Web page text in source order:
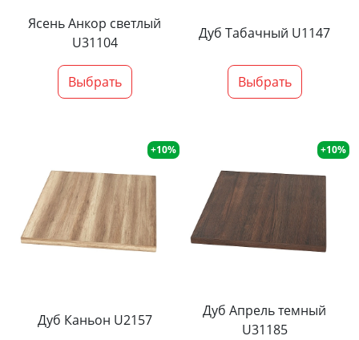
Ясень Анкор светлый
U31104
Выбрать
Дуб Табачный U1147
Выбрать
+10%
Дуб Каньон U2157
+10%
Дуб Апрель темный
U31185